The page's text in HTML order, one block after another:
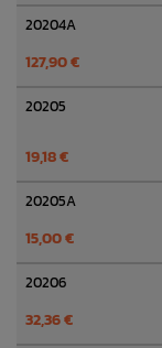
20204A
127,90 €
20205
19,18 €
20205A
15,00 €
20206
32,36 €